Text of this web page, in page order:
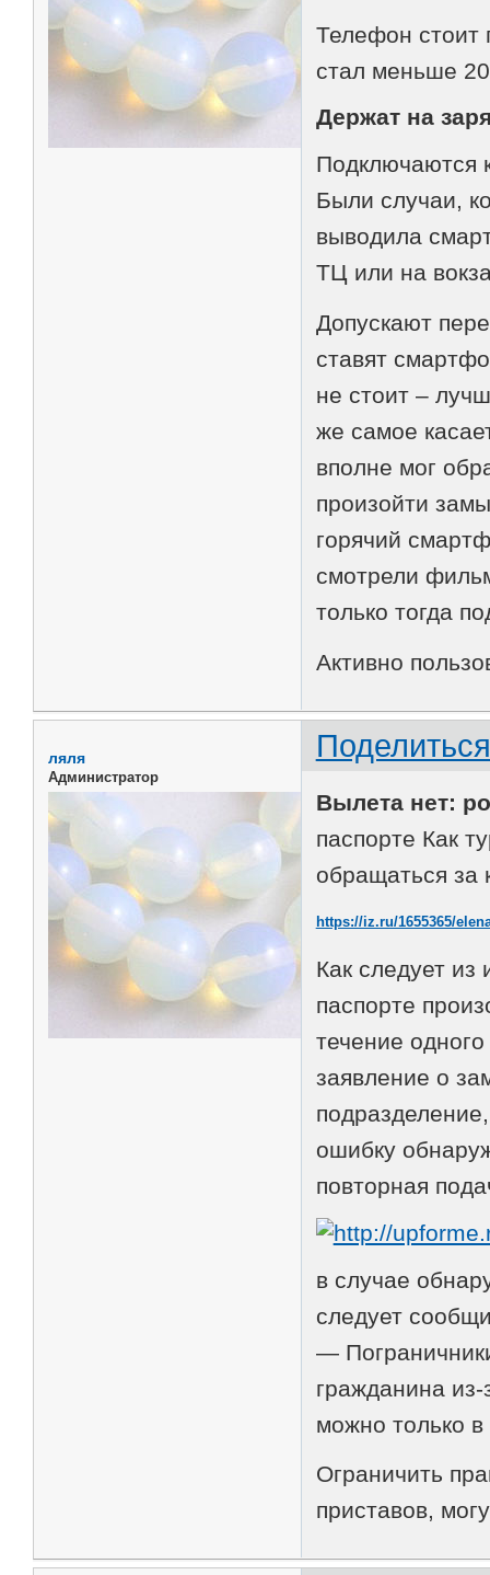
Телефон стоит
стал меньше
Держат на
Подключаются
Были случаи,
выводила
ТЦ или на
Допускают
ставят
не стоит –
же самое
вполне мог
произойти
горячий
смотрели
только тогда
Активно
Поделиться
ляля
Администратор
Вылета нет:
паспорте Как
обращаться за
https://iz.ru/1655365/
Как следует
паспорте
течение
заявление о
ошибку
повторная
в случае
следует
—
гражданина
можно только
Ограничить
приставов,